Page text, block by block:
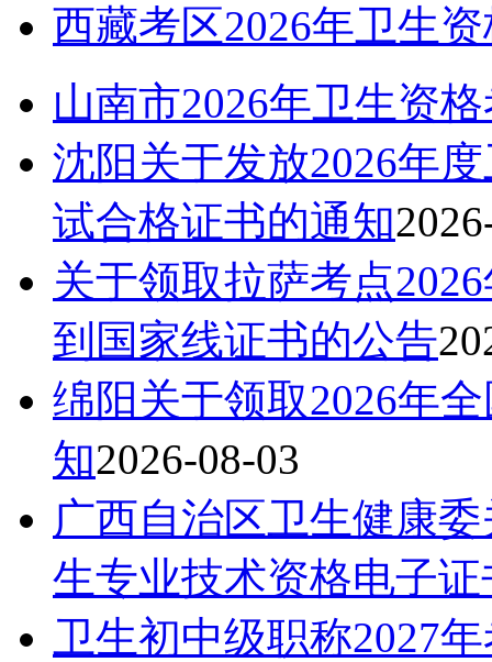
西藏考区2026年卫生
山南市2026年卫生资
沈阳关于发放2026年
试合格证书的通知
关于领取拉萨考点
到国家线证书的公告
绵阳关于领取2026年
知2026-08-03
广西自治区卫生健康
生专业技术资格电子
卫生初中级职称2027